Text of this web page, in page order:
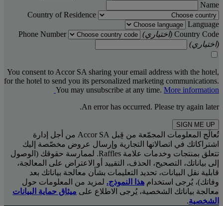
Name
Country of Residence
Language
Country Code (اختياري)
Phone Number
(اختياري)
You consent to Accor SA sharing your email address with the hotel,
for the hotel to send you its personalized marketing communications.
You may unsubscribe at any time. More information
An error has occurred. Please try again later.
SIGN ME UP
تُعالَج المعلومات المجمّعة من قِبل Accor SA من أجل إدارة
اشتراكاتك في اتصالاتها التجارية وإرسال عروض مخصّصة إليك
تتعلق بمنتجات وخدمات علامة Raffles. لممارسة حقوقك (الوصول
إلى بياناتك، التصحيح، الحذف، التقييد أو الاعتراض على المعالجة،
قابلية نقل البيانات، تحديد التعليمات بشأن معالجة بياناتك بعد
وفاتك)، يُرجى استخدام هذا النموذج. لمزيد من المعلومات حول
معالجة بياناتك الشخصية، يُرجى الاطلاع على ميثاق حماية البيانات
الشخصية.